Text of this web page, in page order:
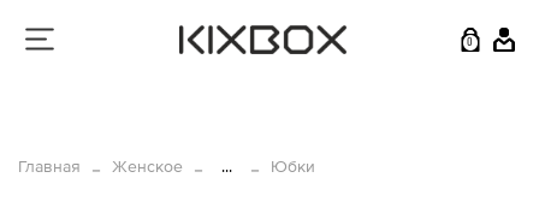
0
Главная Женское ... Юбки